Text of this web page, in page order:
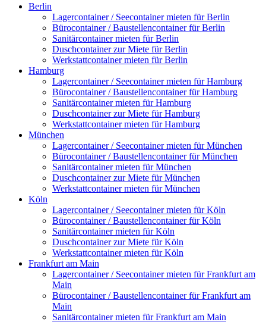
Berlin
Lagercontainer / Seecontainer mieten für Berlin
Bürocontainer / Baustellencontainer für Berlin
Sanitärcontainer mieten für Berlin
Duschcontainer zur Miete für Berlin
Werkstattcontainer mieten für Berlin
Hamburg
Lagercontainer / Seecontainer mieten für Hamburg
Bürocontainer / Baustellencontainer für Hamburg
Sanitärcontainer mieten für Hamburg
Duschcontainer zur Miete für Hamburg
Werkstattcontainer mieten für Hamburg
München
Lagercontainer / Seecontainer mieten für München
Bürocontainer / Baustellencontainer für München
Sanitärcontainer mieten für München
Duschcontainer zur Miete für München
Werkstattcontainer mieten für München
Köln
Lagercontainer / Seecontainer mieten für Köln
Bürocontainer / Baustellencontainer für Köln
Sanitärcontainer mieten für Köln
Duschcontainer zur Miete für Köln
Werkstattcontainer mieten für Köln
Frankfurt am Main
Lagercontainer / Seecontainer mieten für Frankfurt am
Main
Bürocontainer / Baustellencontainer für Frankfurt am
Main
Sanitärcontainer mieten für Frankfurt am Main